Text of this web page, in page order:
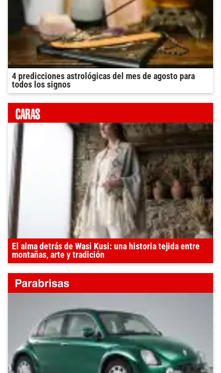
4 predicciones astrológicas del mes de agosto para
todos los signos
El alma detrás de Wasi Kusi: una historia tejida entre
montañas, arte y tradición